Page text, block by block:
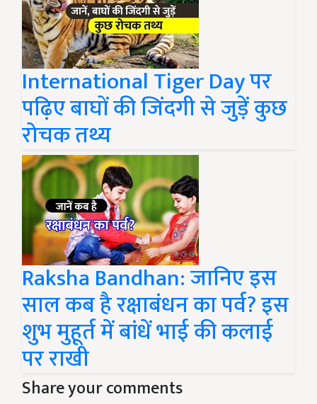
International Tiger Day पर
पढ़िए बाघों की जिंदगी से जुड़ें कुछ
रोचक तथ्य
Raksha Bandhan: जानिए इस
साल कब है रक्षाबंधन का पर्व? इस
शुभ मुहूर्त में बांधें भाई की कलाई
पर राखी
Share your comments